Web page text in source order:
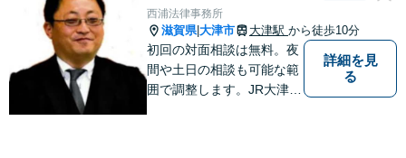
西浦法律事務所
滋賀県|大津市 大津駅 から徒歩10分
初回の対面相談は無料。夜
間や土日の相談も可能な範
囲で調整します。JR大津駅
詳細を見
る